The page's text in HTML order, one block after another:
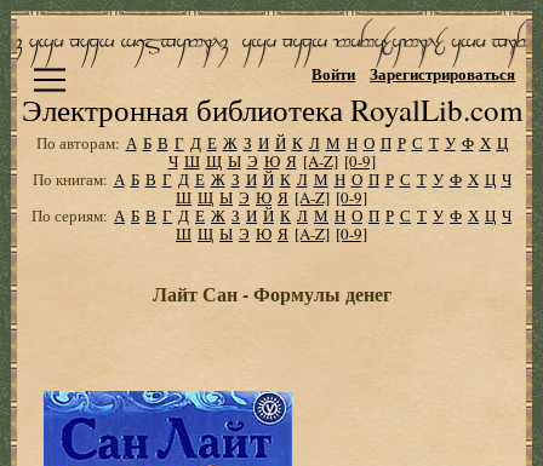
Электронная библиотека RoyalLib.com
Войти Зарегистрироваться
По авторам: А Б В Г Д Е Ж З И Й К Л М Н О П Р С Т У Ф Х Ц
Ч Ш Щ Ы Э Ю Я [A-Z] [0-9]
По книгам: А Б В Г Д Е Ж З И Й К Л М Н О П Р С Т У Ф Х Ц Ч
Ш Щ Ы Э Ю Я [A-Z] [0-9]
По сериям: А Б В Г Д Е Ж З И Й К Л М Н О П Р С Т У Ф Х Ц Ч
Ш Щ Ы Э Ю Я [A-Z] [0-9]
Лайт Сан - Формулы денег